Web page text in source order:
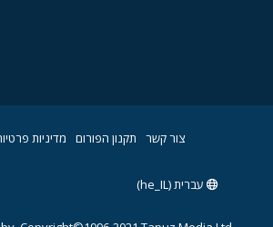
צור קשר תקנון הפורום מדיניות
עברית (he_IL)